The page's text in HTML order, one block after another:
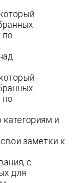
по
по
и
заметки к
с
для